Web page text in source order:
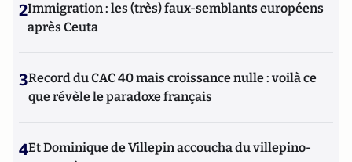
2Immigration : les (très) faux-semblants européens
après Ceuta
3Record du CAC 40 mais croissance nulle : voilà ce
que révèle le paradoxe français
4Et Dominique de Villepin accoucha du villepino-